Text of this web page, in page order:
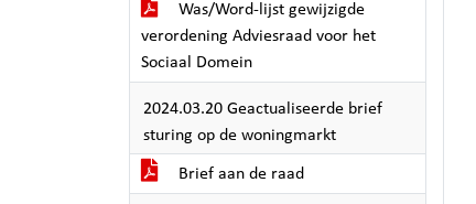
Was/Word-lijst gewijzigde
verordening Adviesraad voor het
Sociaal Domein
2024.03.20 Geactualiseerde brief
sturing op de woningmarkt
Brief aan de raad